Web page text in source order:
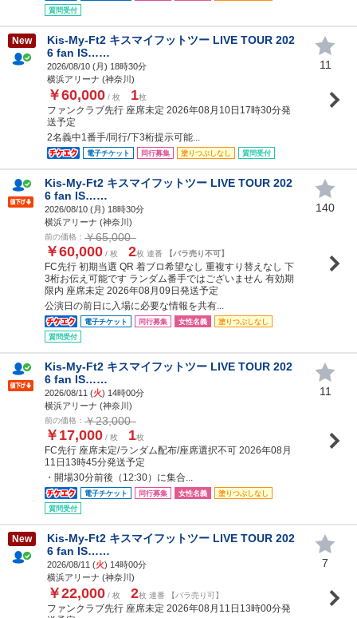
質問受付
New
Kis-My-Ft2 キスマイフットツー LIVE TOUR 202
6 fan IS……
2026/08/10 (月) 18時30分
横浜アリーナ (神奈川)
￥60,000 / 枚 1枚
ファンクラブ先行 座席未定 2026年08月10日17時30分発
送予定
2名義中1番手/同行/下3桁提示可能...
電子チケット 同行募集 塗りつぶしなし 質問受付
11
Kis-My-Ft2 キスマイフットツー LIVE TOUR 202
6 fan IS……
2026/08/10 (月) 18時30分
横浜アリーナ (神奈川)
前の価格： ￥65,000
￥60,000 / 枚 2枚 連番 【バラ売り不可】
FC先行 初期当選 QR 着ブロ希望なし 重複すり替えなし 下
3桁お伝え可能です ランダム番手ではございません 有効期
限内 座席未定 2026年08月09日発送予定
公演日の前日に入場に必要な情報を共有...
電子チケット 同行募集 女性名義
塗りつぶしなし
質問受付
140
Kis-My-Ft2 キスマイフットツー LIVE TOUR 202
6 fan IS……
2026/08/11 (火) 14時00分
横浜アリーナ (神奈川)
前の価格： ￥23,000
￥17,000 / 枚 1枚
FC先行 座席未定/ランダム配布/座席選択不可 2026年08月
11日13時45分発送予定
・開場30分前後（12:30）に集合...
電子チケット 同行募集 女性名義
塗りつぶしなし
質問受付
11
New
Kis-My-Ft2 キスマイフットツー LIVE TOUR 202
6 fan IS……
2026/08/11 (火) 14時00分
横浜アリーナ (神奈川)
￥22,000 / 枚 2枚 連番 【バラ売り可】
ファンクラブ先行 座席未定 2026年08月11日13時00分発
7